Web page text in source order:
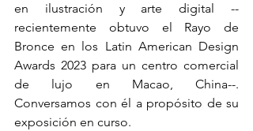
en ilustración y arte digital --
recientemente obtuvo el Rayo de
Bronce en los Latin American Design
Awards 2023 para un centro comercial
de lujo en Macao, China--.
Conversamos con él a propósito de su
exposición en curso.